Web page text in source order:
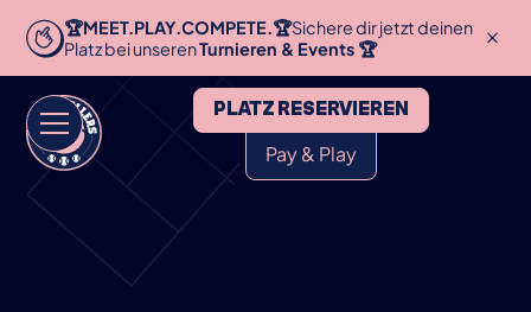
🏆MEET.PLAY.COMPETE.🏆Sichere dir jetzt deinen
Platz bei unserenTurnieren & Events 🏆
PLATZ RESERVIEREN
Pay & Play